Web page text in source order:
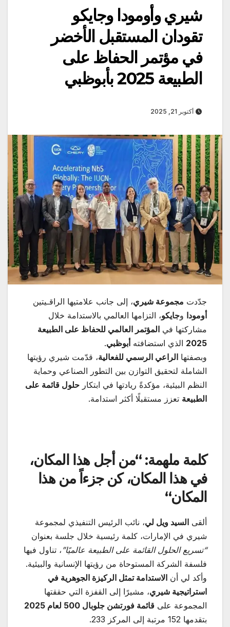
شيري وأومودا وجايكو
تقودان المستقبل الأخضر
في مؤتمر الحفاظ على
الطبيعة 2025 بأبوظبي
أكتوبر 21, 2025
جدّدت مجموعة شيري، إلى جانب علامتيها الراقـيتين
أومودا وجايكو، التزامها العالمي بالاستدامة خلال
مشاركتها في المؤتمر العالمي للحفاظ على الطبيعة
2025 الذي استضافتهأبوظبي.
وبصفتها الراعي الرسمي للفعالية، قدّمت شيري رؤيتها
الشاملة لتحقيق التوازن بين التطور الصناعي وحماية
النظم البيئية، مؤكدةً ريادتها في ابتكار حلول قائمة على
الطبيعة تعزز مستقبلًا أكثر استدامة.
كلمة ملهمة: “من أجل هذا المكان،
في هذا المكان، كن جزءاً من هذا
المكان“
ألقى السيد ويل لي، نائب الرئيس التنفيذي لمجموعة
شيري في الإمارات، كلمة رئيسية خلال جلسة بعنوان
“تسريع الحلول القائمة على الطبيعة عالميًا” ، تناول فيها
فلسفة الشركة المستوحاة من رؤيتها الإنسانية والبيئية.
وأكد لي أن الاستدامة تمثل الركيزة الجوهرية في
استراتيجية شيري، مشيرًا إلى القفزة التي حققتها
المجموعة على قائمة فورتشن جلوبال 500 لعام 2025
بتقدمها 152 مرتبة إلى المركز 233.